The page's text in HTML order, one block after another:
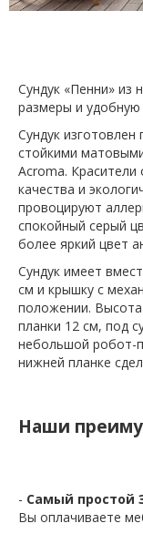
Сундук «Пенни» из
размеры и удобную
Сундук
стойкими
Acroma.
качества и
провоцируют
спокойный серый
более яркий цвет
Сундук имеет
см и крышку с
положении.
планки 12 см, под
небольшой робот-
нижней планке
Наши
- Самый простой
Вы оплачиваете